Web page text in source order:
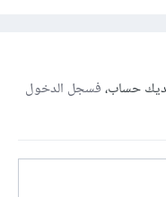
حساب،فسجل الدخول